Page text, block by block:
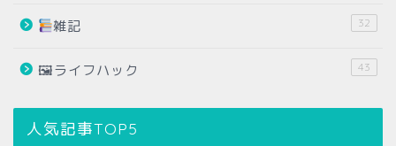
雑記 32
🖼ライフハック 43
人気記事TOP5